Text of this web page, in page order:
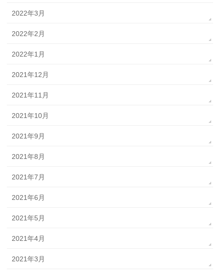
2022年3月
2022年2月
2022年1月
2021年12月
2021年11月
2021年10月
2021年9月
2021年8月
2021年7月
2021年6月
2021年5月
2021年4月
2021年3月